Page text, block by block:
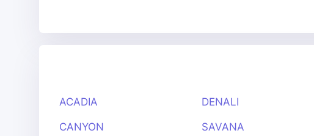
ACADIA
CANYON
DENALI
SAVANA